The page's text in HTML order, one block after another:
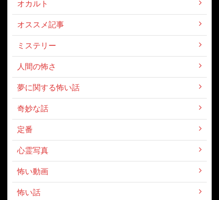
オカルト
オススメ記事
ミステリー
人間の怖さ
夢に関する怖い話
奇妙な話
定番
心霊写真
怖い動画
怖い話